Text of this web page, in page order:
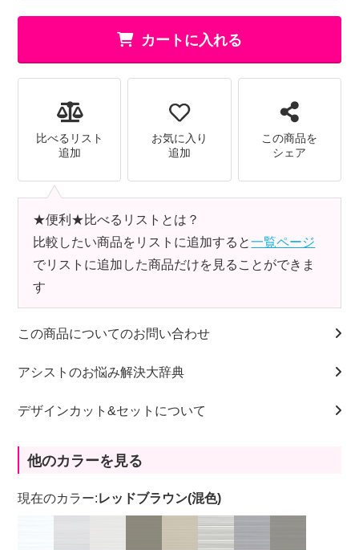
カートに入れる
比べるリスト
追加
お気に入り
追加
この商品を
シェア
★便利★比べるリストとは？
比較したい商品をリストに追加すると一覧ページ
でリストに追加した商品だけを見ることができま
す
この商品についてのお問い合わせ
アシストのお悩み解決大辞典
デザインカット&セットについて
他のカラーを見る
現在のカラー:レッドブラウン(混色)